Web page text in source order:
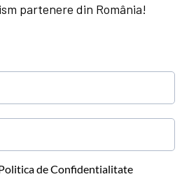
partenere din România!